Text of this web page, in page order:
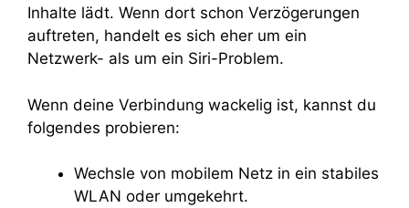
Inhalte lädt. Wenn dort schon Verzögerungen
auftreten, handelt es sich eher um ein
Netzwerk- als um ein Siri-Problem.
Wenn deine Verbindung wackelig ist, kannst du
folgendes probieren:
Wechsle von mobilem Netz in ein stabiles
WLAN oder umgekehrt.